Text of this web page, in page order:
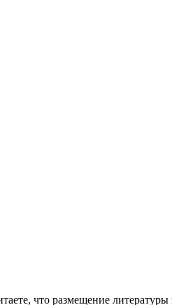
что размещение